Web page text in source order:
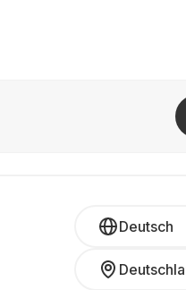
Deutsch